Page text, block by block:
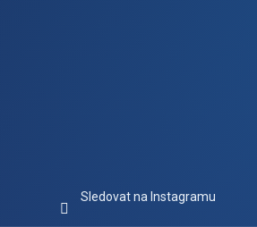
Sledovat na Instagramu